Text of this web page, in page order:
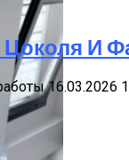
И
16.03.2026